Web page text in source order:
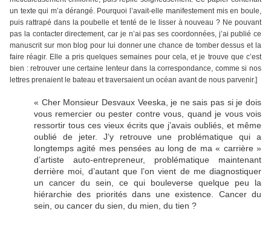
un texte qui m’a dérangé. Pourquoi l’avait-elle manifestement mis en boule,
puis rattrapé dans la poubelle et tenté de le lisser à nouveau ? Ne pouvant
pas la contacter directement, car je n’ai pas ses coordonnées, j’ai publié ce
manuscrit sur mon blog pour lui donner une chance de tomber dessus et la
faire réagir. Elle a pris quelques semaines pour cela, et je trouve que c’est
bien : retrouver une certaine lenteur dans la correspondance, comme si nos
lettres prenaient le bateau et traversaient un océan avant de nous parvenir.]
« Cher Monsieur Desvaux Veeska, je ne sais pas si je dois
vous remercier ou pester contre vous, quand je vous vois
ressortir tous ces vieux écrits que j’avais oubliés, et même
oublié de jeter. J’y retrouve une problématique qui a
longtemps agité mes pensées au long de ma « carrière »
d’artiste auto-entrepreneur, problématique maintenant
derrière moi, d’autant que l’on vient de me diagnostiquer
un cancer du sein, ce qui bouleverse quelque peu la
hiérarchie des priorités dans une existence. Cancer du
sein, ou cancer du sien, du mien, du tien ?